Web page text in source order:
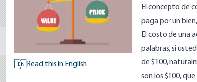
EN Read this in English
El concepto de
paga por un
El costo de una
palabras, si
de $100,
son los $100,